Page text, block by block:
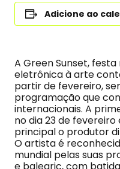
Adicione ao
A Green Sunset,
eletrônica à arte
partir de fevereiro,
programação que
internacionais. A
no dia 23 de
principal o produtor
O artista é
mundial pelas suas